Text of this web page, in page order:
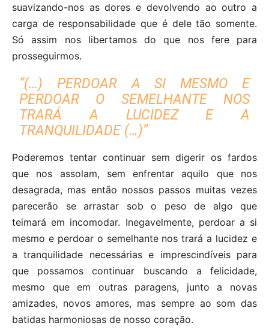
suavizando-nos as dores e devolvendo ao outro a
carga de responsabilidade que é dele tão somente.
Só assim nos libertamos do que nos fere para
prosseguirmos.
“(…) PERDOAR A SI MESMO E
PERDOAR O SEMELHANTE NOS
TRARÁ A LUCIDEZ E A
TRANQUILIDADE (…)”
Poderemos tentar continuar sem digerir os fardos
que nos assolam, sem enfrentar aquilo que nos
desagrada, mas então nossos passos muitas vezes
parecerão se arrastar sob o peso de algo que
teimará em incomodar. Inegavelmente, perdoar a si
mesmo e perdoar o semelhante nos trará a lucidez e
a tranquilidade necessárias e imprescindíveis para
que possamos continuar buscando a felicidade,
mesmo que em outras paragens, junto a novas
amizades, novos amores, mas sempre ao som das
batidas harmoniosas de nosso coração.